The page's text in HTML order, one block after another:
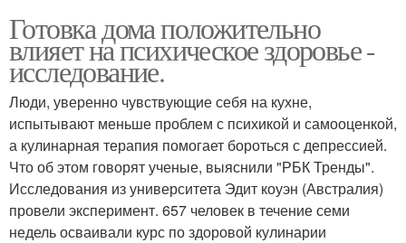
Готовка дома положительно
влияет на психическое здоровье -
исследование.
Люди, уверенно чувствующие себя на кухне,
испытывают меньше проблем с психикой и самооценкой,
а кулинарная терапия помогает бороться с депрессией.
Что об этом говорят ученые, выяснили "РБК Тренды".
Исследования из университета Эдит коуэн (Австралия)
провели эксперимент. 657 человек в течение семи
недель осваивали курс по здоровой кулинарии